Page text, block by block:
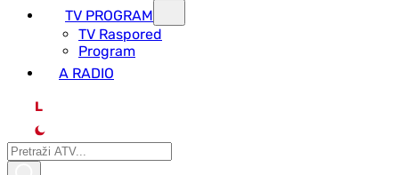
TV PROGRAM
ТV Raspored
Program
A RADIO
L